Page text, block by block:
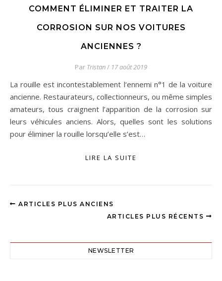
COMMENT ÉLIMINER ET TRAITER LA
CORROSION SUR NOS VOITURES
ANCIENNES ?
Par Tristan/ 17 août 2019
La rouille est incontestablement l‘ennemi n°1 de la voiture
ancienne. Restaurateurs, collectionneurs, ou même simples
amateurs, tous craignent l’apparition de la corrosion sur
leurs véhicules anciens. Alors, quelles sont les solutions
pour éliminer la rouille lorsqu’elle s’est…
LIRE LA SUITE
ARTICLES PLUS ANCIENS
ARTICLES PLUS RÉCENTS
NEWSLETTER